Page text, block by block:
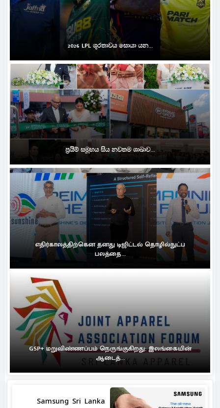
2026 LPL ශූරතාවය සොයා යන...
ප්‍රයිම් සමූහය සිය නවතම ශාඛාව...
எதிர்காலத்திற்கென தனது டிஜிட்டல் தொழில்நுட்ப
பலத்தை...
GSP+ மறுவிண்ணப்பம் நெருங்குகிறது: இலங்கையின்
ஆடைத்...
Samsung Sri Lanka